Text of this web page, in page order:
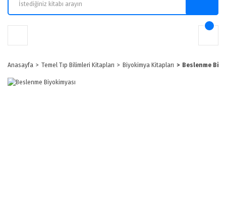
Anasayfa Temel Tıp Bilimleri Kitapları Biyokimya Kitapları Beslenme